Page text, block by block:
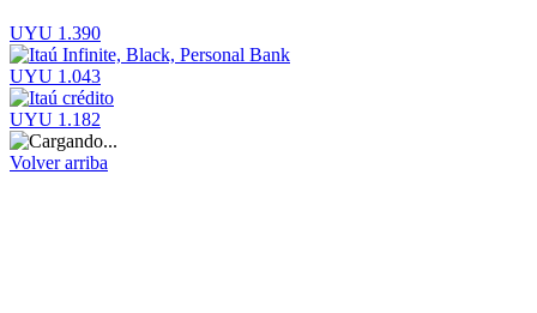
UYU 1.390
UYU 1.043
UYU 1.182
Volver arriba